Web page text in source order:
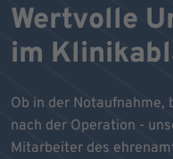
Wertvolle
im
Ob in der Notaufnahme,
nach der Operation -
Mitarbeiter des